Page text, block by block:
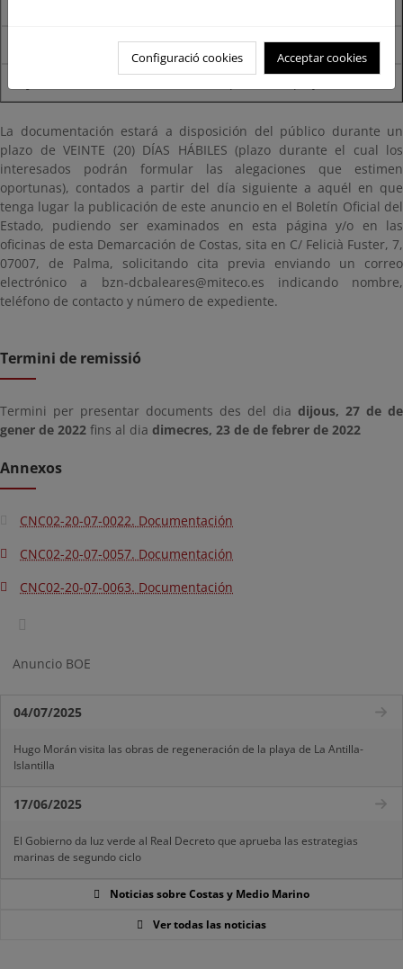
Calvià
La documentación estará a disposición del público durante un
plazo de VEINTE (20) DÍAS HÁBILES (plazo durante el cual los
interesados podrán formular las alegaciones que estimen
oportunas), contados a partir del día siguiente a aquél en que
tenga lugar la publicación de este anuncio en el Boletín Oficial del
Estado, pudiendo ser examinados en esta página y/o en las
oficinas de esta Demarcación de Costas, sita en C/ Felicià Fuster, 7,
07007, de Palma, solicitando cita previa enviando un correo
electrónico a bzn-dcbaleares@miteco.es indicando nombre,
teléfono de contacto y número de expediente.
Termini de remissió
Termini per presentar documents des del dia dijous, 27 de de
gener de 2022 fins al dia dimecres, 23 de de febrer de 2022
Annexos
CNC02-20-07-0022. Documentación
CNC02-20-07-0057. Documentación
CNC02-20-07-0063. Documentación
Anuncio BOE
04/07/2025
Hugo Morán visita las obras de regeneración de la playa de La Antilla-
Islantilla
17/06/2025
El Gobierno da luz verde al Real Decreto que aprueba las estrategias
marinas de segundo ciclo
Noticias sobre Costas y Medio Marino
Ver todas las noticias
Configuració cookies Acceptar cookies